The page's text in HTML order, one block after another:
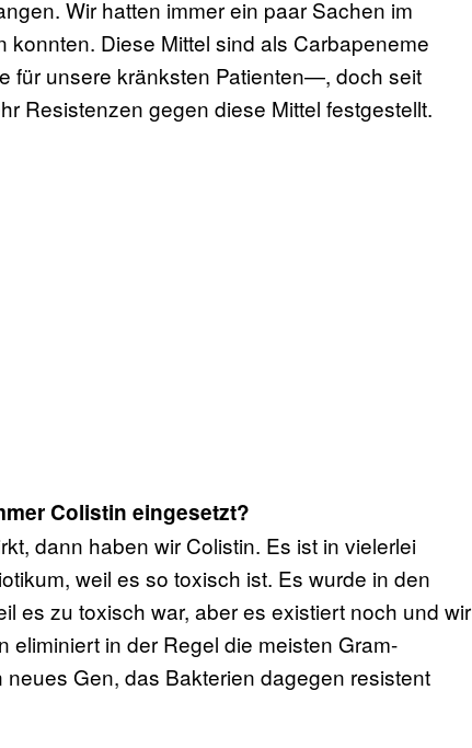
Wir hatten immer ein paar Sachen im
Diese Mittel sind als Carbapeneme
für unsere kränksten Patienten—, doch seit
Resistenzen gegen diese Mittel festgestellt.
Colistin eingesetzt?
dann haben wir Colistin. Es ist in vielerlei
weil es so toxisch ist. Es wurde in den
es zu toxisch war, aber es existiert noch und wir
eliminiert in der Regel die meisten Gram-
Gen, das Bakterien dagegen resistent